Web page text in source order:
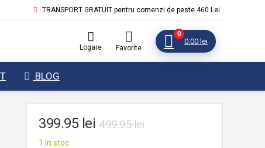
TRANSPORT GRATUIT pentru comenzi de peste 460 Lei
Logare Favorite
0
0.00 lei
BLOG
499.95lei
399.95 lei
1 în stoc